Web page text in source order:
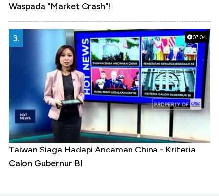
Waspada "Market Crash"!
07:04
3.
Taiwan Siaga Hadapi Ancaman China - Kriteria
Calon Gubernur BI